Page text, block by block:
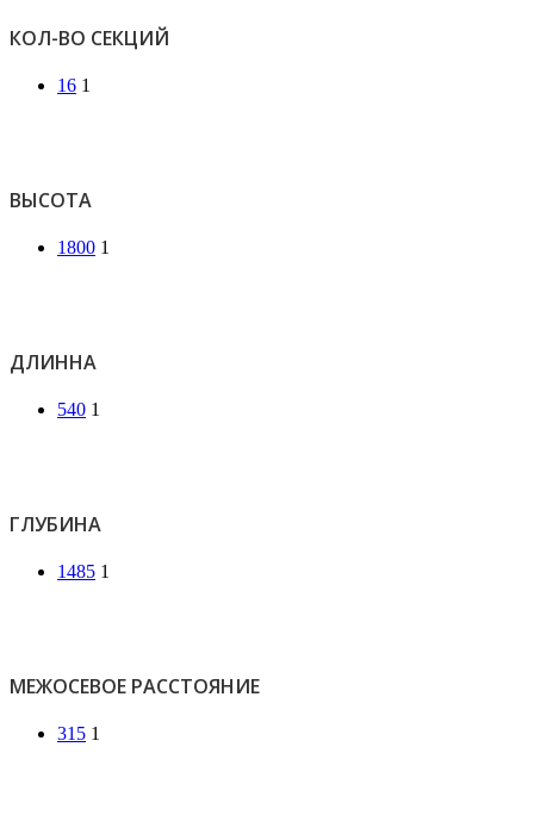
КОЛ-ВО СЕКЦИЙ
16 1
ВЫСОТА
1800 1
ДЛИННА
540 1
ГЛУБИНА
1485 1
МЕЖОСЕВОЕ РАССТОЯНИЕ
315 1